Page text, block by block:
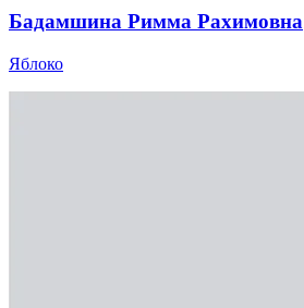
Бадамшина Римма Рахимовна
Яблоко